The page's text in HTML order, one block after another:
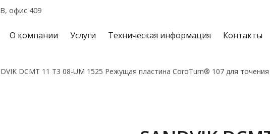
офис 409
О компании Услуги Техническая информация Контакты
DCMT 11 T3 08-UM 1525 Режущая пластина CoroTurn® 107 для точения